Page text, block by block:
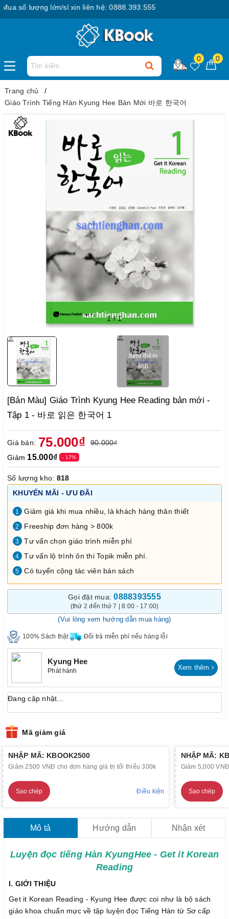
số lượng lớn/sỉ xin liên hệ: 0888.393.555
0 0
Trang chủ
Giáo Trình Tiếng Hàn Kyung Hee Bản Mới 바로 한국어
1/1
Xem thêm
ảnh
[Bản Màu] Giáo Trình Kyung Hee Reading bản mới -
Tập 1 - 바로 읽은 한국어 1
Giá bán: 75.000₫
90.000₫
Giảm 15.000₫ - 17%
Số lượng kho: 818
KHUYẾN MÃI - ƯU ĐÃI
1 Giảm giá khi mua nhiều, là khách hàng thân thiết
2 Freeship đơn hàng > 800k
3 Tư vấn chọn giáo trình miễn phí
4 Tư vấn lộ trình ôn thi Topik miễn phí.
5 Có tuyển cộng tác viên bán sách
Gọi đặt mua:0888393555
(thứ 2 đến thứ 7 | 8:00 - 17:00)
(Vui lòng xem hướng dẫn mua hàng)
100% Sách thật Đổi trả miễn phí nếu hàng lỗi
Kyung Hee
Phát hành Xem thêm
Đang cập nhật...
Mã giảm giá
NHẬP MÃ: KBOOK2500
Giảm 2500 VNĐ cho đơn hàng giá trị tối thiểu 300k
Sao chép Điều kiện
NHẬP MÃ:
Giảm 5,000
Sao chép
Mô tả Hướng dẫn Nhận xét
Luyện đọc tiếng Hàn KyungHee - Get it Korean
Reading
I. GIỚI THIỆU
Get it Korean Reading - Kyung Hee được coi như là bộ sách
giáo khoa chuẩn mực về tập luyện đọc Tiếng Hàn từ Sơ cấp